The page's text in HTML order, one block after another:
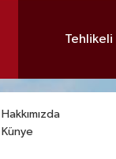
Tehlikeli
Hakkımızda
Künye